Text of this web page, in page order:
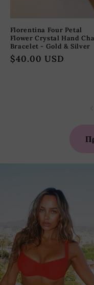
Florentina Four Petal
Flower Crystal Hand
Bracelet - Gold & Silver
Κανονική
$40.00 USD